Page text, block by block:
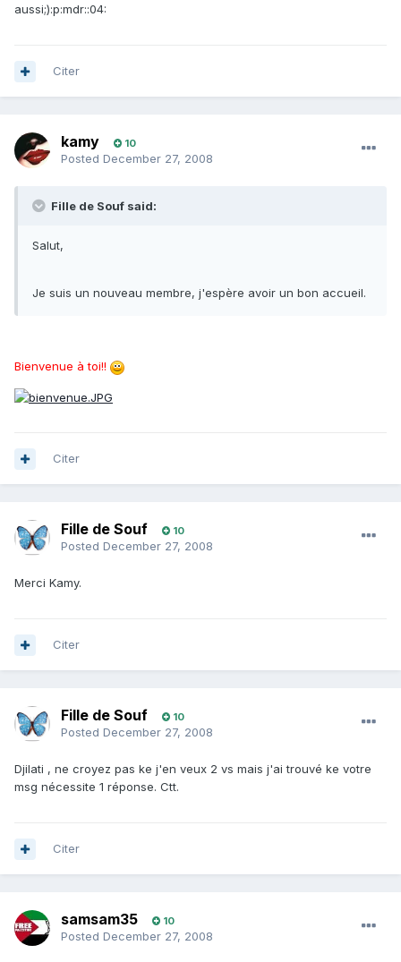
aussi;):p:mdr::04:
Citer
kamy 10
Posted December 27, 2008
Fille de Souf said:
Salut,
Je suis un nouveau membre, j'espère avoir un bon accueil.
Bienvenue à toi!!
Citer
Fille de Souf 10
Posted December 27, 2008
Merci Kamy.
Citer
Fille de Souf 10
Posted December 27, 2008
Djilati , ne croyez pas ke j'en veux 2 vs mais j'ai trouvé ke votre
msg nécessite 1 réponse. Ctt.
Citer
samsam35 10
Posted December 27, 2008